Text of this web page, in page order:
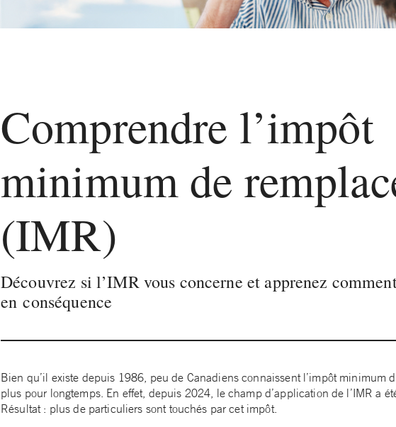
Comprendre l’impôt
minimum de
(IMR)
Découvrez si l’IMR vous concerne et apprenez
en conséquence
Bien qu’il existe depuis 1986, peu de Canadiens connaissent l’impôt minimum
plus pour longtemps. En effet, depuis 2024, le champ d’application de l’IMR a
Résultat : plus de particuliers sont touchés par cet impôt.